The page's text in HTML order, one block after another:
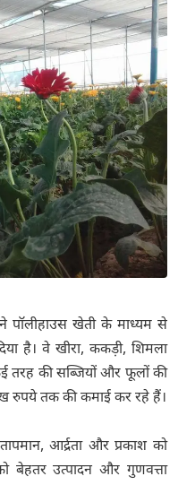
पॉलीहाउस खेती के माध्यम से
है। वे खीरा, ककड़ी, शिमला
तरह की सब्जियों और फूलों की
रुपये तक की कमाई कर रहे हैं।
आर्द्रता और प्रकाश को
बेहतर उत्पादन और गुणवत्ता